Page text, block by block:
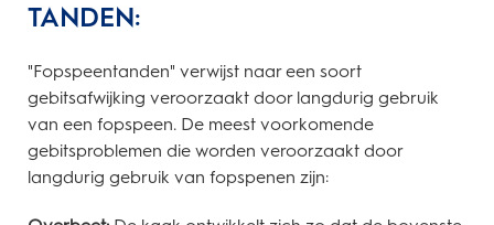
TANDEN:
"Fopspeentanden" verwijst naar een soort
gebitsafwijking veroorzaakt door langdurig gebruik
van een fopspeen. De meest voorkomende
gebitsproblemen die worden veroorzaakt door
langdurig gebruik van fopspenen zijn: